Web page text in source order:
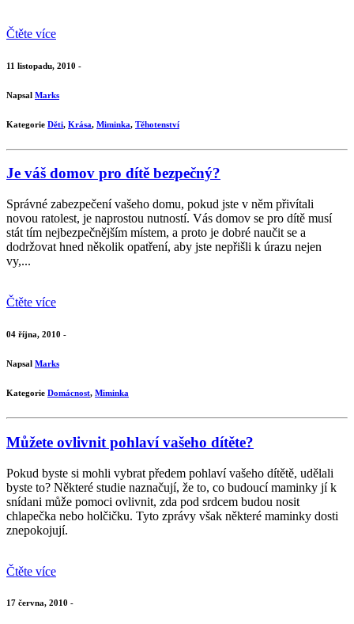
Čtěte více
11 listopadu, 2010 -
Napsal Marks
Kategorie Děti, Krása, Miminka, Těhotenství
Je váš domov pro dítě bezpečný?
Správné zabezpečení vašeho domu, pokud jste v něm přivítali
novou ratolest, je naprostou nutností. Vás domov se pro dítě musí
stát tím nejbezpečnějším místem, a proto je dobré naučit se a
dodržovat hned několik opatření, aby jste nepřišli k úrazu nejen
vy,...
Čtěte více
04 října, 2010 -
Napsal Marks
Kategorie Domácnost, Miminka
Můžete ovlivnit pohlaví vašeho dítěte?
Pokud byste si mohli vybrat předem pohlaví vašeho dítětě, udělali
byste to? Některé studie naznačují, že to, co budoucí maminky jí k
snídani může pomoci ovlivnit, zda pod srdcem budou nosit
chlapečka nebo holčičku. Tyto zprávy však některé maminky dosti
znepokojují.
Čtěte více
17 června, 2010 -